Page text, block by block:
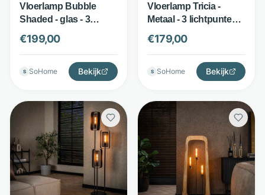
Vloerlamp Bubble
Shaded - glas - 3
rookglazen bollen -
grijs - LifestyleFurn
€199,00
S SoHome Bekijk
Vloerlamp Tricia -
Metaal - 3 lichtpunten -
Beige - LifestyleFurn
€179,00
S SoHome Bekijk